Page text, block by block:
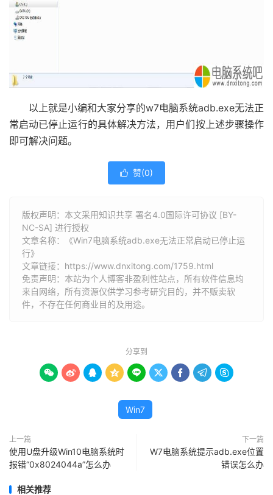
以上就是小编和大家分享的w7电脑系统adb.exe无法正
常启动已停止运行的具体解决方法，用户们按上述步骤操作
即可解决问题。
 赞(0)
版权声明：本文采用知识共享 署名4.0国际许可协议 [BY-
NC-SA] 进行授权
文章名称：《Win7电脑系统adb.exe无法正常启动已停止运
行》
文章链接： https://www.dnxitong.com/1759.html
免责声明：本站为个人博客非盈利性站点，所有软件信息均
来自网络，所有资源仅供学习参考研究目的，并不贩卖软
件，不存在任何商业目的及用途。
分享到
        
Win7
上一篇
使用U盘升级Win10电脑系统时
报错“0x8024044a”怎么办
下一篇
W7电脑系统提示adb.exe位置
错误怎么办
相关推荐